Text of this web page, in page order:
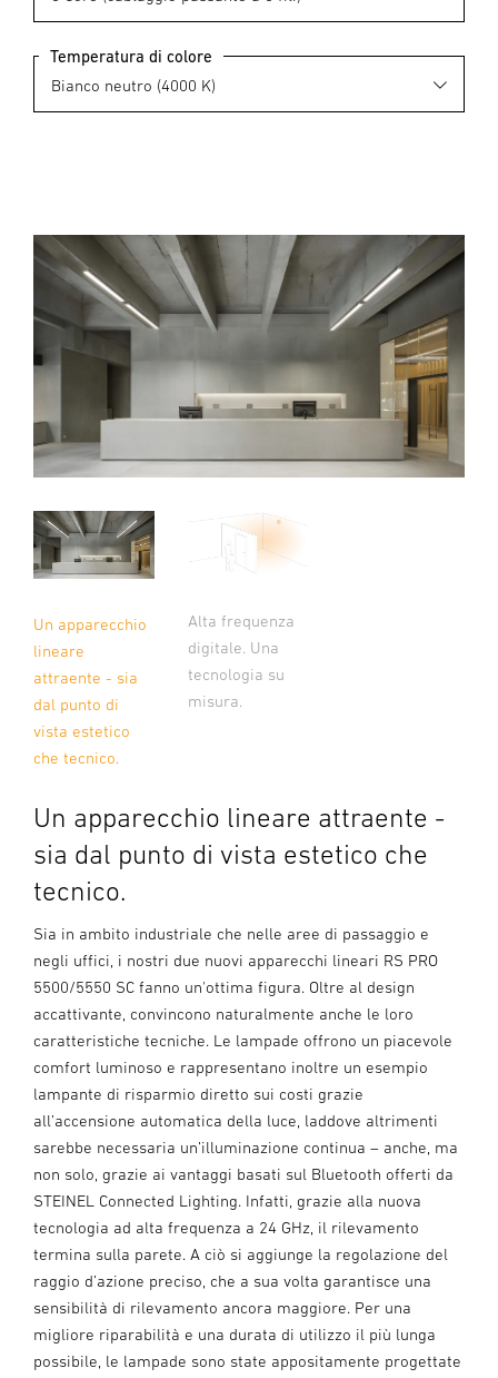
Temperatura di colore
Un apparecchio
lineare
attraente - sia
dal punto di
vista estetico
che tecnico.
Alta frequenza
digitale. Una
tecnologia su
misura.
Un apparecchio lineare attraente -
sia dal punto di vista estetico che
tecnico.
Sia in ambito industriale che nelle aree di passaggio e
negli uffici, i nostri due nuovi apparecchi lineari RS PRO
5500/5550 SC fanno un'ottima figura. Oltre al design
accattivante, convincono naturalmente anche le loro
caratteristiche tecniche. Le lampade offrono un piacevole
comfort luminoso e rappresentano inoltre un esempio
lampante di risparmio diretto sui costi grazie
all’accensione automatica della luce, laddove altrimenti
sarebbe necessaria un’illuminazione continua – anche, ma
non solo, grazie ai vantaggi basati sul Bluetooth offerti da
STEINEL Connected Lighting. Infatti, grazie alla nuova
tecnologia ad alta frequenza a 24 GHz, il rilevamento
termina sulla parete. A ciò si aggiunge la regolazione del
raggio d’azione preciso, che a sua volta garantisce una
sensibilità di rilevamento ancora maggiore. Per una
migliore riparabilità e una durata di utilizzo il più lunga
possibile, le lampade sono state appositamente progettate